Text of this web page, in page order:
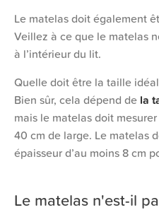
Le matelas doit également
Veillez à ce que le matelas
à l’intérieur du lit.
Quelle doit être la taille
Bien sûr, cela dépend de la
mais le matelas doit
40 cm de large. Le matelas
épaisseur d’au moins 8 cm
Le matelas n'est-il